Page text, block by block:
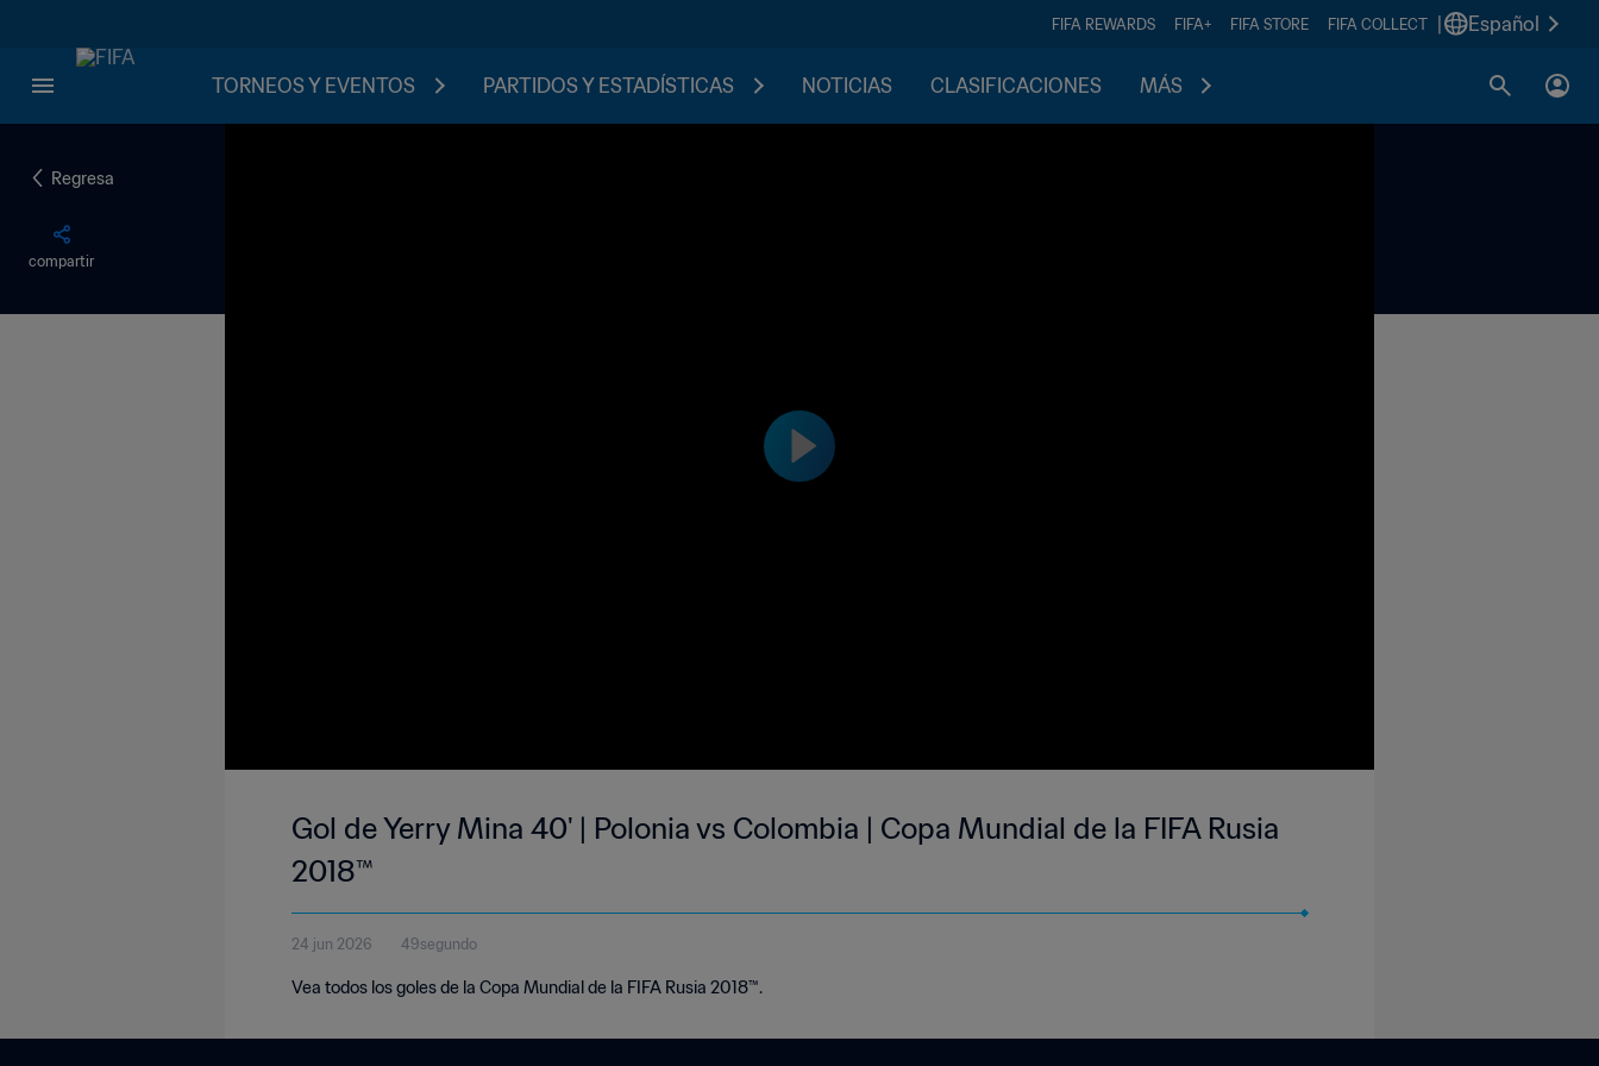
FIFA REWARDS FIFA+ FIFA STORE FIFA COLLECT Español
TORNEOS Y EVENTOS PARTIDOS Y ESTADÍSTICAS NOTICIAS CLASIFICACIONES MÁS
Regresa
compartir
Gol de Yerry Mina 40' | Polonia vs Colombia | Copa Mundial de la FIFA Rusia
2018™
24 jun 2026 49segundo
Vea todos los goles de la Copa Mundial de la FIFA Rusia 2018™.